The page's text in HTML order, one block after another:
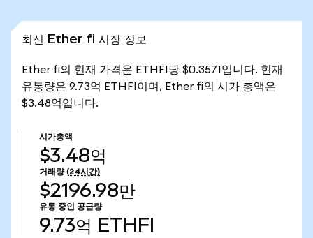
최신 Ether fi 시장 정보
Ether fi의 현재 가격은 ETHFI당 $0.3571입니다. 현재
유통량은 9.73억 ETHFI이며, Ether fi의 시가 총액은
$3.48억입니다.
시가총액
$3.48억
거래량 (24시간)
$2196.98만
유통 중인 공급량
9.73억 ETHFI